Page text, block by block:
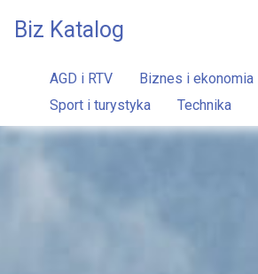
Biz Katalog
AGD i RTV Biznes i ekonomia
Sport i turystyka
Technika